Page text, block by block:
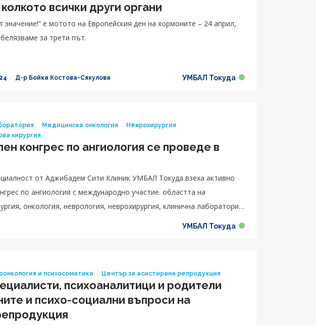
всички други органи
е мотото на Европейския ден на хормоните – 24 април,
за трети път.
Д-р Бойка Костова-Сякулова УМБАЛ Токуда
Медицинска онкология
Неврохирургия
хирургия
конгрес по ангиология се проведе в
от Аджибадем Сити Клиник УМБАЛ Токуда взеха активно
по ангиология с международно участие. областта на
онкология, неврология, неврохирургия, клинична лаборатория,
УМБАЛ Токуда
и психосоматика
Център за асистирана репродукция
психоаналитици и родители
и психо-социални въпроси на